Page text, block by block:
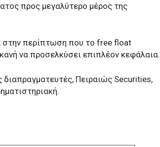
προς μεγαλύτερο μέρος της
στην περίπτωση που το free float
να προσελκύσει επιπλέον κεφάλαια.
Πειραιώς Securities,